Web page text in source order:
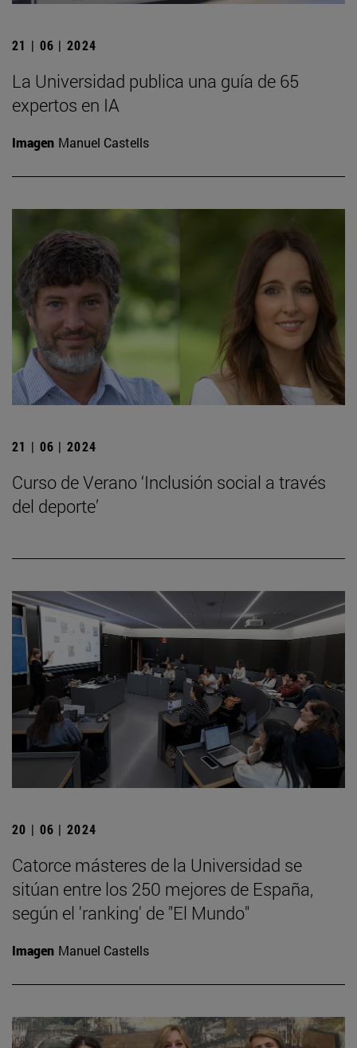
21 | 06 | 2024
La Universidad publica una guía de 65
expertos en IA
Imagen Manuel Castells
21 | 06 | 2024
Curso de Verano ‘Inclusión social a través
del deporte’
20 | 06 | 2024
Catorce másteres de la Universidad se
sitúan entre los 250 mejores de España,
según el 'ranking' de "El Mundo"
Imagen Manuel Castells